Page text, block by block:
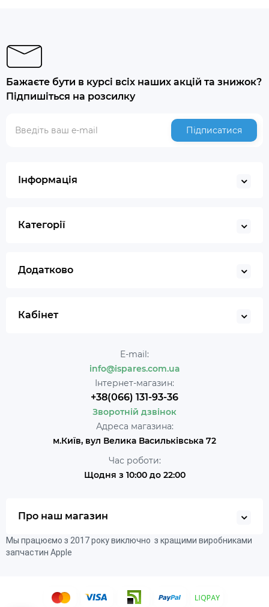
Бажаєте бути в курсі всіх наших акцій та знижок?
Підпишіться на розсилку
Підписатися
Інформація
Категорії
Додатково
Кабінет
E-mail:
info@ispares.com.ua
Інтернет-магазин:
+38(066) 131-93-36
Зворотній дзвінок
Адреса магазина:
м.Київ, вул Велика Васильківська 72
Час роботи:
Щодня з 10:00 до 22:00
Про наш магазин
Мы працюємо з 2017 року виключно з кращими виробниками
запчастин Apple